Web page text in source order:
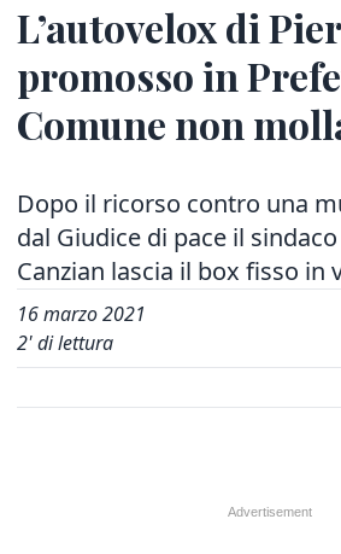
L’autovelox di
promosso in
Comune non
Dopo il ricorso contro una
dal Giudice di pace il sindaco
Canzian lascia il box fisso in
16 marzo 2021
2' di lettura